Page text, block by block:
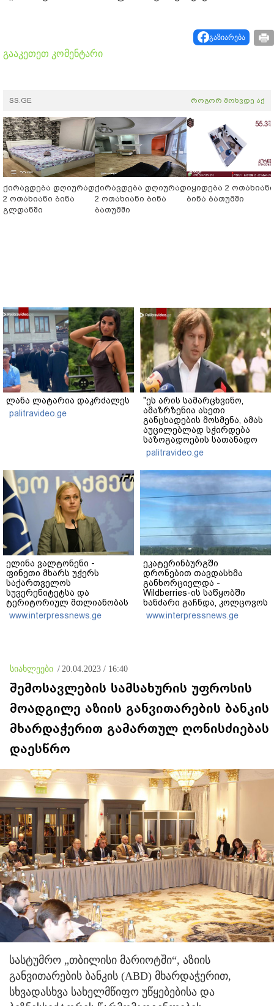
გაზიარება
გააკეთეთ კომენტარი
SS.GE როგორ მოხვდე აქ
ქირავდება დღიურად
2 ოთახიანი ბინა
გლდანში
ქირავდება დღიურად
2 ოთახიანი ბინა
ბათუმში
იყიდება 2 ოთახიანი
ბინა ბათუმში
ლანა ლატარია დაკრძალეს
palitravideo.ge
"ეს არის სამარცხვინო,
ამაზრზენია ასეთი
განცხადების მოსმენა, ამას
აუცილებლად სჭირდება
საზოგადოების სათანადო
რეაქცია" - ირაკლი
კობახიძე
palitravideo.ge
ელინა ვალტონენი -
ფინეთი მხარს უჭერს
საქართველოს
სუვერენიტეტსა და
ტერიტორიულ მთლიანობას
- რუსეთს ვალდებულებების
შესრულებისკენ
www.interpressnews.ge
ეკატერინბურგში
დრონებით თავდასხმა
განხორციელდა -
Wildberries-ის საწყობში
ხანძარი გაჩნდა, კოლცოვოს
აეროპორტში კი შეზღუდვა
www.interpressnews.ge
სიახლეები / 20.04.2023 / 16:40
შემოსავლების სამსახურის უფროსის
მოადგილე აზიის განვითარების ბანკის
მხარდაჭერით გამართულ ღონისძიებას
დაესწრო
სასტუმრო „თბილისი მარიოტში“, აზიის
განვითარების ბანკის (ABD) მხარდაჭერით,
სხვადასხვა სახელმწიფო უწყებებისა და